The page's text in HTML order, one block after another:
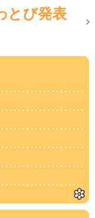
び発表